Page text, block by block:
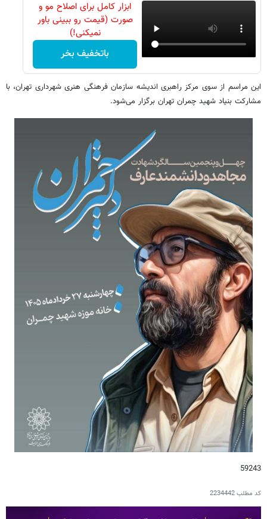
ابزار کامل برای اصلاح مو و
صورت (قیمت رو ببینی باور
نمیکنی!)
باتخفیف بخر
این مراسم از سوی مرکز راهبری اندیشه سازمان فرهنگی هنری شهرداری تهران، با
مشارکت بنیاد شهید چمران تهران برگزار می‌شود.
59243
کد مطلب2234442